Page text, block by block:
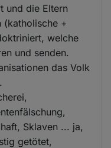
und die Eltern
(katholische +
welche
und senden.
das Volk
Sklaven ... ja,
getötet,